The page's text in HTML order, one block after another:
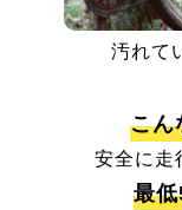
汚れて
こん
安全に走
最